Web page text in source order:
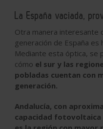
La España vaciada,
Otra manera interesante
generación de España
Mediante esta óptica, se
cómo el sur y las
pobladas cuentan con
generación.
Andalucía, con
capacidad fotovoltaica